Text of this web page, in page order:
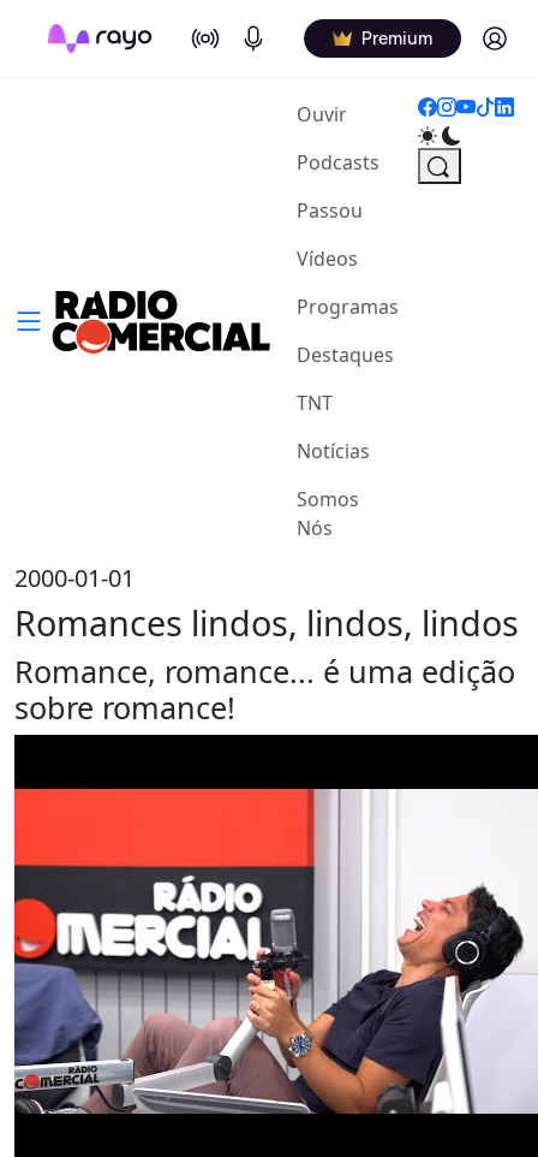
On Air Podcasts Premium Log in
Ouvir(current)
Podcasts
Passou
Vídeos
Programas
Destaques
TNT
Notícias
Somos
Nós
2000-01-01
Romances lindos, lindos, lindos
Romance, romance... é uma edição
sobre romance!